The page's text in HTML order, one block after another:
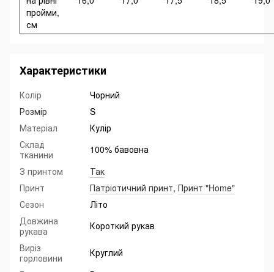
пройми,
см
Характеристики
Колір
Чорний
Розмір
S
Матеріал
Кулір
Склад
тканини
100% бавовна
З принтом
Так
Принт
Патріотичний принт, Принт "Home"
Сезон
Літо
Довжина
рукава
Короткий рукав
Виріз
горловини
Круглий